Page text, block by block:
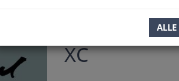
Artikel zurück
XC